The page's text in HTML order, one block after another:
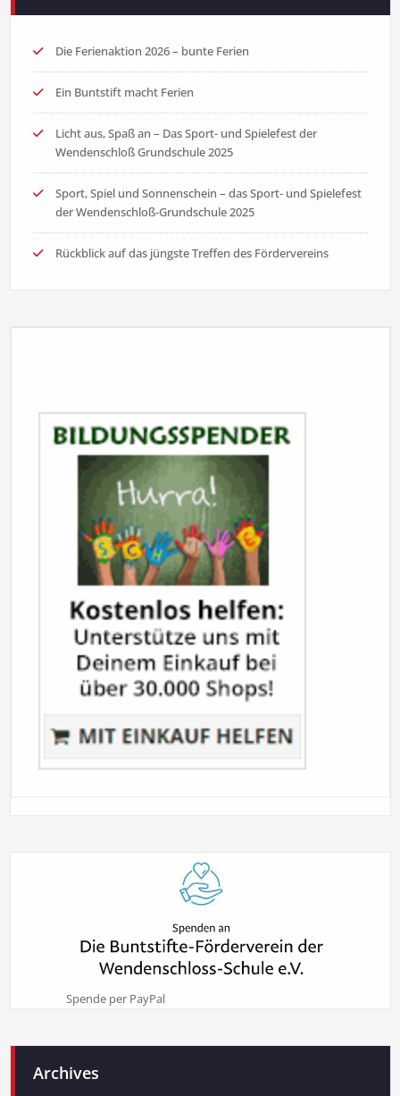
Die Ferienaktion 2026 – bunte Ferien
Ein Buntstift macht Ferien
Licht aus, Spaß an – Das Sport- und Spielefest der
Wendenschloß Grundschule 2025
Sport, Spiel und Sonnenschein – das Sport- und Spielefest
der Wendenschloß-Grundschule 2025
Rückblick auf das jüngste Treffen des Fördervereins
Spende per PayPal
Archives